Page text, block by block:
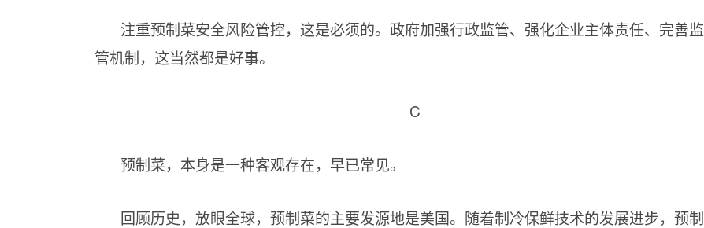
注重预制菜安全风险管控，这是必须的。政府加强行政监管、强化企业主体责任、完善监
管机制，这当然都是好事。
C
预制菜，本身是一种客观存在，早已常见。
回顾历史，放眼全球，预制菜的主要发源地是美国。随着制冷保鲜技术的发展进步，预制